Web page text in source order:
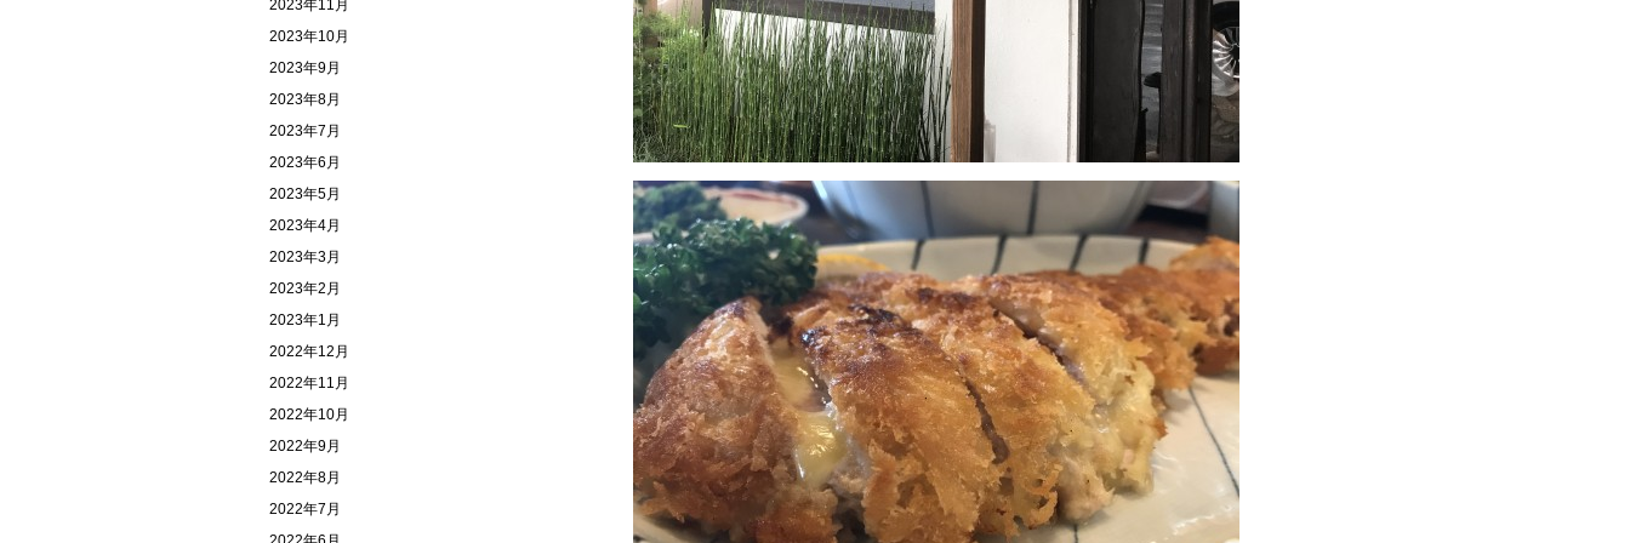
2023年11月
2023年10月
2023年9月
2023年8月
2023年7月
2023年6月
2023年5月
2023年4月
2023年3月
2023年2月
2023年1月
2022年12月
2022年11月
2022年10月
2022年9月
2022年8月
2022年7月